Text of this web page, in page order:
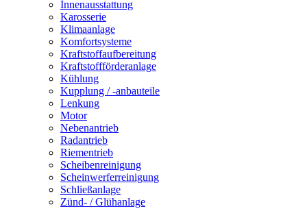
Innenausstattung
Karosserie
Klimaanlage
Komfortsysteme
Kraftstoffaufbereitung
Kraftstoffförderanlage
Kühlung
Kupplung / -anbauteile
Lenkung
Motor
Nebenantrieb
Radantrieb
Riementrieb
Scheibenreinigung
Scheinwerferreinigung
Schließanlage
Zünd- / Glühanlage